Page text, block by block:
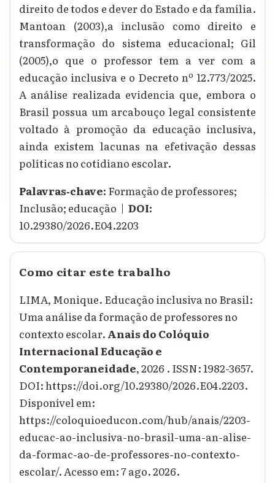
direito de todos e dever do Estado e da família.
Mantoan (2003),a inclusão como direito e
transformação do sistema educacional; Gil
(2005),o que o professor tem a ver com a
educação inclusiva e o Decreto nº 12.773/2025.
A análise realizada evidencia que, embora o
Brasil possua um arcabouço legal consistente
voltado à promoção da educação inclusiva,
ainda existem lacunas na efetivação dessas
políticas no cotidiano escolar.
Palavras‑chave: Formação de professores;
Inclusão; educação | DOI:
10.29380/2026.E04.2203
Como citar este trabalho
LIMA, Monique. Educação inclusiva no Brasil:
Uma análise da formação de professores no
contexto escolar. Anais do Colóquio
Internacional Educação e
Contemporaneidade, 2026 . ISSN: 1982-3657.
DOI: https://doi.org/10.29380/2026.E04.2203.
Disponível em:
https://coloquioeducon.com/hub/anais/2203-
educac-ao-inclusiva-no-brasil-uma-an-alise-
da-formac-ao-de-professores-no-contexto-
escolar/. Acesso em: 7 ago. 2026.